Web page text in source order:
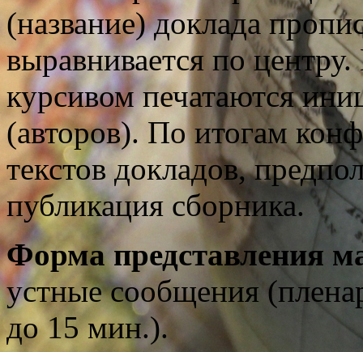
(название) доклада
выравнивается по
курсивом печатаются
(авторов). По итогам
текстов докладов,
публикация сборника.
Форма представления
устные сообщения
до 15 мин.).